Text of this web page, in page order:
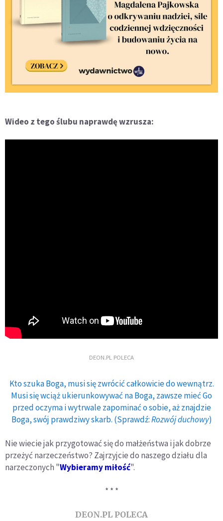
Wideo z tego ślubu naprawdę wzrusza:
DEON.PL POLECA
Kto szuka Boga, musi się zwrócić całkowicie do wewnątrz.
Musi się wciąż ukierunkowywać na Boga, zawsze mieć Go
przed oczyma i wytrwale zapominać o sobie, aż znajdzie
Boga, swój prawdziwy skarb. (Sprawdź:Rozwój duchowy)
Nie wiecie jak przygotować się do małżeństwa i jak dobrze
przeżyć narzeczeństwo? Zajrzyjcie do naszego działu dla
narzeczonych "Wybieramy miłość".
* * *
DEON.PL POLECA